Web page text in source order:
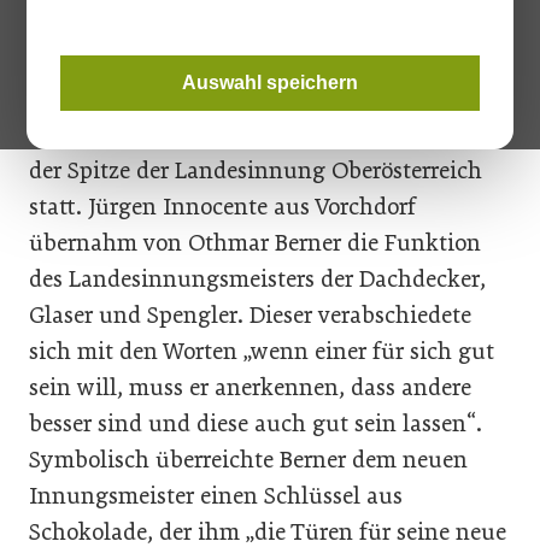
Auswahl speichern
Im Rahmen des diesjährigen Dach- und
Fassadentages, der wieder aktuelle Inputs für
die Branche lieferte, fand auch ein Wechsel an
der Spitze der Landesinnung Oberösterreich
statt. Jürgen Innocente aus Vorchdorf
übernahm von Othmar Berner die Funktion
des Landesinnungsmeisters der Dachdecker,
Glaser und Spengler. Dieser verabschiedete
sich mit den Worten „wenn einer für sich gut
sein will, muss er anerkennen, dass andere
besser sind und diese auch gut sein lassen“.
Symbolisch überreichte Berner dem neuen
Innungsmeister einen Schlüssel aus
Schokolade, der ihm „die Türen für seine neue